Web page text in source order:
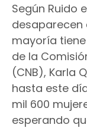
Según Ruido
desaparecen
mayoría tiene
de la
(CNB), Karla
hasta este
mil 600
esperando